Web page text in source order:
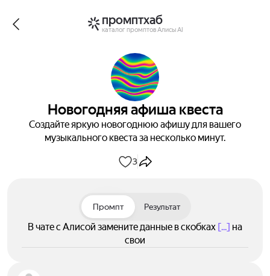
промптхаб
каталог промптов Алисы AI
Новогодняя афиша квеста
Создайте яркую новогоднюю афишу для вашего
музыкального квеста за несколько минут.
3
Промпт Результат
В чате с Алисой замените данные в скобках [...] на
свои